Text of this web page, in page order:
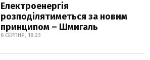
Електроенергія
розподілятиметься за новим
принципом – Шмигаль
6 СЕРПНЯ, 18:23